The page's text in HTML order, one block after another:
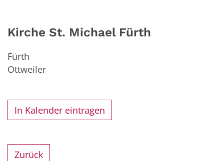
Kirche St. Michael Fürth
Fürth
Ottweiler
In Kalender eintragen
Zurück